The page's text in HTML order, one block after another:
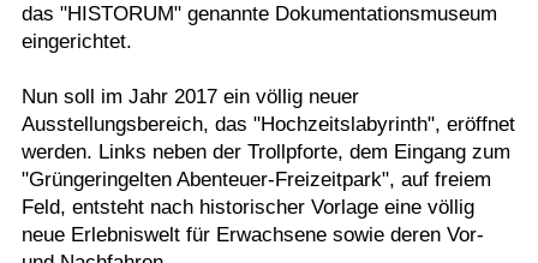
das "HISTORUM" genannte Dokumentationsmuseum
eingerichtet.
Nun soll im Jahr 2017 ein völlig neuer
Ausstellungsbereich, das "Hochzeitslabyrinth", eröffnet
werden. Links neben der Trollpforte, dem Eingang zum
"Grüngeringelten Abenteuer-Freizeitpark", auf freiem
Feld, entsteht nach historischer Vorlage eine völlig
neue Erlebniswelt für Erwachsene sowie deren Vor-